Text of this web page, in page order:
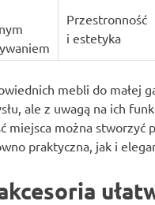
Przestronność
i estetyka
mebli do małej
ale z uwagą na ich
miejsca można stworzyć
praktyczna, jak i